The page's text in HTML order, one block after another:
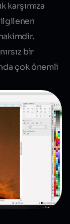
karşımıza
ilgilenen
bir
çok önemli